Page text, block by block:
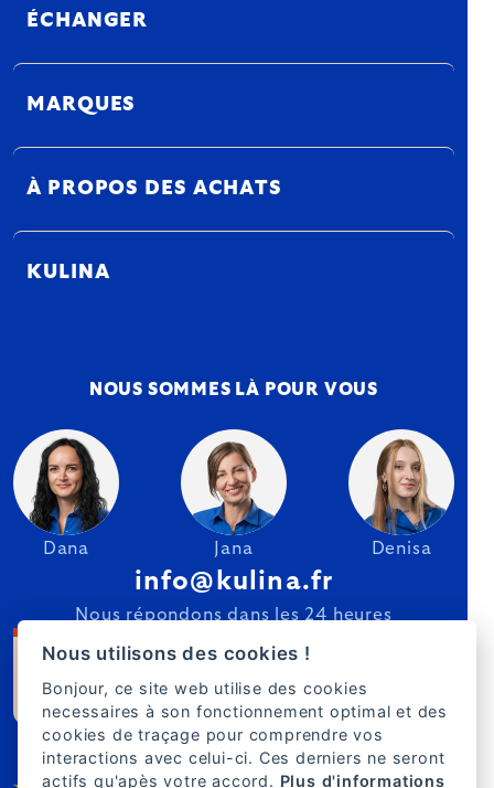
ÉCHANGER
MARQUES
À PROPOS DES ACHATS
KULINA
NOUS SOMMES LÀ POUR VOUS
Dana Jana Denisa
info@kulina.fr
Nous répondons dans les 24 heures
Nous utilisons des cookies !
Bonjour, ce site web utilise des cookies
necessaires à son fonctionnement optimal et des
cookies de traçage pour comprendre vos
interactions avec celui-ci. Ces derniers ne seront
actifs qu'apès votre accord. Plus d'informations